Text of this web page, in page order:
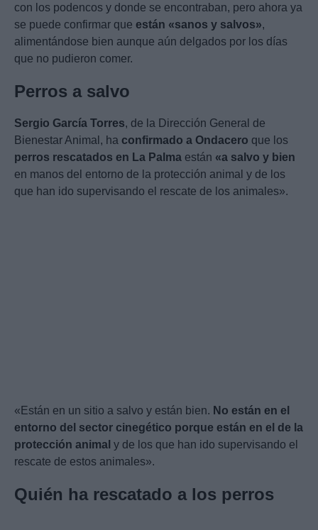
con los podencos y donde se encontraban, pero ahora ya
se puede confirmar que están «sanos y salvos»,
alimentándose bien aunque aún delgados por los días
que no pudieron comer.
Perros a salvo
Sergio García Torres, de la Dirección General de
Bienestar Animal, ha confirmado a Ondacero que los
perros rescatados en La Palma están «a salvo y bien
en manos del entorno de la protección animal y de los
que han ido supervisando el rescate de los animales».
«Están en un sitio a salvo y están bien. No están en el
entorno del sector cinegético porque están en el de la
protección animal y de los que han ido supervisando el
rescate de estos animales».
Quién ha rescatado a los perros